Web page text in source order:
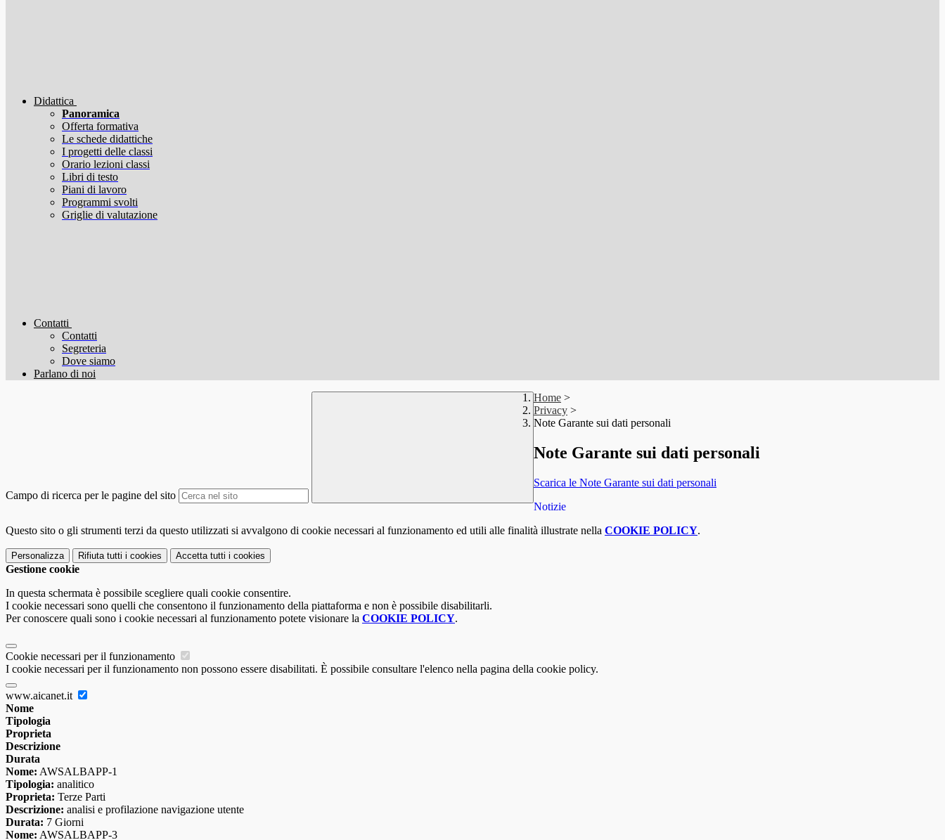
Didattica
Panoramica
Offerta formativa
Le schede didattiche
I progetti delle classi
Orario lezioni classi
Libri di testo
Piani di lavoro
Programmi svolti
Griglie di valutazione
Contatti
Contatti
Segreteria
Dove siamo
Parlano di noi
Campo di ricerca per le pagine del sito
Home >
Privacy >
Note Garante sui dati personali
Note Garante sui dati personali
Scarica le Note Garante sui dati personali
Notizie
Questo sito o gli strumenti terzi da questo utilizzati si avvalgono di cookie necessari al funzionamento ed utili alle finalità illustrate nella COOKIE POLICY.
Personalizza Rifiuta tutti i cookies Accetta tutti i cookies
Gestione cookie
In questa schermata è possibile scegliere quali cookie consentire.
I cookie necessari sono quelli che consentono il funzionamento della piattaforma e non è possibile disabilitarli.
Per conoscere quali sono i cookie necessari al funzionamento potete visionare la COOKIE POLICY.
Cookie necessari per il funzionamento
I cookie necessari per il funzionamento non possono essere disabilitati. È possibile consultare l'elenco nella pagina della cookie policy.
www.aicanet.it
Nome
Tipologia
Proprieta
Descrizione
Durata
Nome: AWSALBAPP-1
Tipologia: analitico
Proprieta: Terze Parti
Descrizione: analisi e profilazione navigazione utente
Durata: 7 Giorni
Nome: AWSALBAPP-3